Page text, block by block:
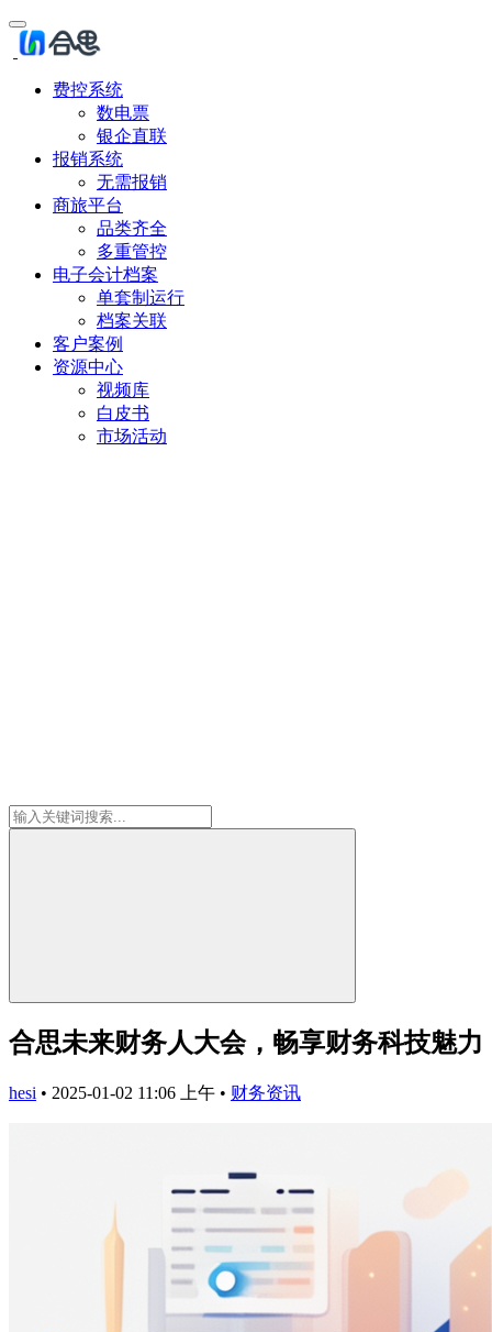
费控系统
数电票
银企直联
报销系统
无需报销
商旅平台
品类齐全
多重管控
电子会计档案
单套制运行
档案关联
客户案例
资源中心
视频库
白皮书
市场活动
合思未来财务人大会，畅享财务科技魅力
hesi • 2025-01-02 11:06 上午 • 财务资讯